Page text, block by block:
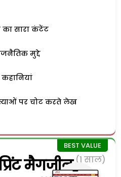
सारा कंटेंट
मुद्दे
कहानियां
पर चोट करते लेख
मैगजीन (1 साल)